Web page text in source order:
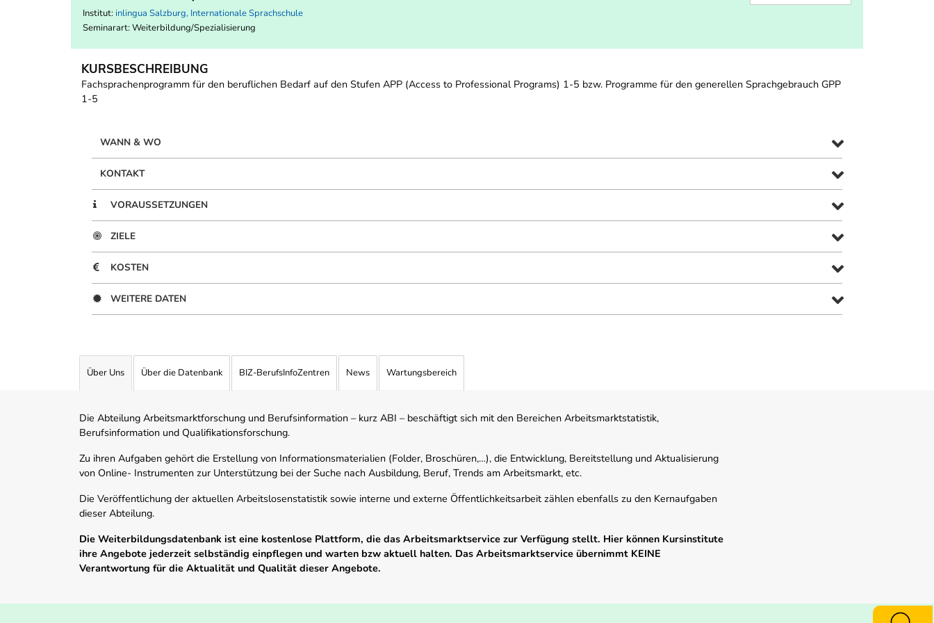
Institut: inlingua Salzburg, Internationale Sprachschule
Seminarart: Weiterbildung/Spezialisierung
KURSBESCHREIBUNG
Fachsprachenprogramm für den beruflichen Bedarf auf den Stufen APP (Access to Professional Programs) 1-5 bzw. Programme für den generellen Sprachgebrauch GPP
1-5
WANN & WO
KONTAKT
VORAUSSETZUNGEN
ZIELE
KOSTEN
WEITERE DATEN
Über Uns Über die Datenbank BIZ-BerufsInfoZentren News Wartungsbereich
Die Abteilung Arbeitsmarktforschung und Berufsinformation – kurz ABI – beschäftigt sich mit den Bereichen Arbeitsmarktstatistik,
Berufsinformation und Qualifikationsforschung.
Zu ihren Aufgaben gehört die Erstellung von Informationsmaterialien (Folder, Broschüren,…), die Entwicklung, Bereitstellung und Aktualisierung
von Online- Instrumenten zur Unterstützung bei der Suche nach Ausbildung, Beruf, Trends am Arbeitsmarkt, etc.
Die Veröffentlichung der aktuellen Arbeitslosenstatistik sowie interne und externe Öffentlichkeitsarbeit zählen ebenfalls zu den Kernaufgaben
dieser Abteilung.
Die Weiterbildungsdatenbank ist eine kostenlose Plattform, die das Arbeitsmarktservice zur Verfügung stellt. Hier können Kursinstitute
ihre Angebote jederzeit selbständig einpflegen und warten bzw aktuell halten. Das Arbeitsmarktservice übernimmt KEINE
Verantwortung für die Aktualität und Qualität dieser Angebote.